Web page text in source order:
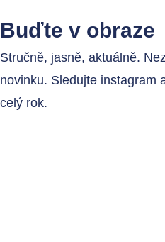
Buďte v obraze
Stručně, jasně, aktuálně.
novinku. Sledujte instagram
celý rok.